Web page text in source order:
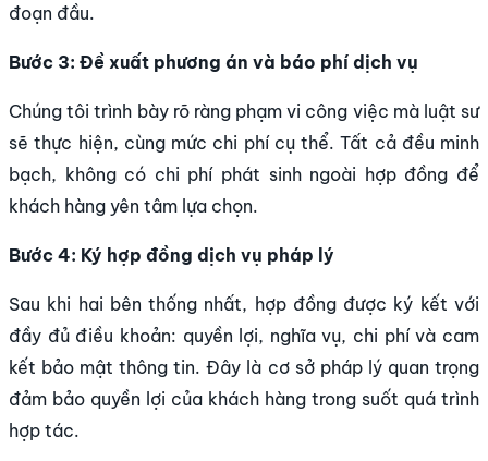
đoạn đầu.
Bước 3: Đề xuất phương án và báo phí dịch vụ
Chúng tôi trình bày rõ ràng phạm vi công việc mà luật sư
sẽ thực hiện, cùng mức chi phí cụ thể. Tất cả đều minh
bạch, không có chi phí phát sinh ngoài hợp đồng để
khách hàng yên tâm lựa chọn.
Bước 4: Ký hợp đồng dịch vụ pháp lý
Sau khi hai bên thống nhất, hợp đồng được ký kết với
đầy đủ điều khoản: quyền lợi, nghĩa vụ, chi phí và cam
kết bảo mật thông tin. Đây là cơ sở pháp lý quan trọng
đảm bảo quyền lợi của khách hàng trong suốt quá trình
hợp tác.